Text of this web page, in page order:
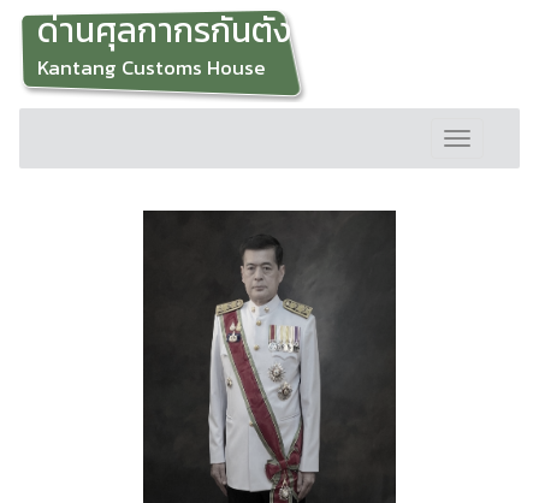
ด่านศุลกากรกันตัง
Kantang Customs House
Toggle
navigation